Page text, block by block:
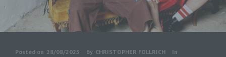
Posted on 28/08/2025 By CHRISTOPHER FOLLRICH
In